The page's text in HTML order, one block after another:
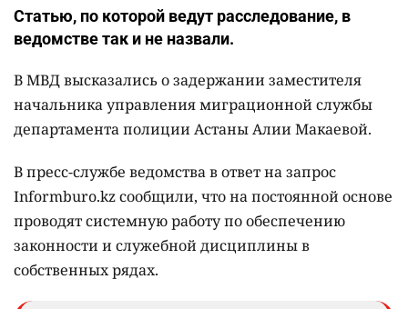
Статью, по которой ведут расследование, в
ведомстве так и не назвали.
В МВД высказались о задержании заместителя
начальника управления миграционной службы
департамента полиции Астаны Алии Макаевой.
В пресс-службе ведомства в ответ на запрос
Informburo.kz сообщили, что на постоянной основе
проводят системную работу по обеспечению
законности и служебной дисциплины в
собственных рядах.